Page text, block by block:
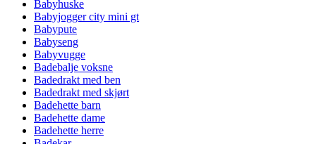
Babyhuske
Babyjogger city mini gt
Babypute
Babyseng
Babyvugge
Badebalje voksne
Badedrakt med ben
Badedrakt med skjørt
Badehette barn
Badehette dame
Badehette herre